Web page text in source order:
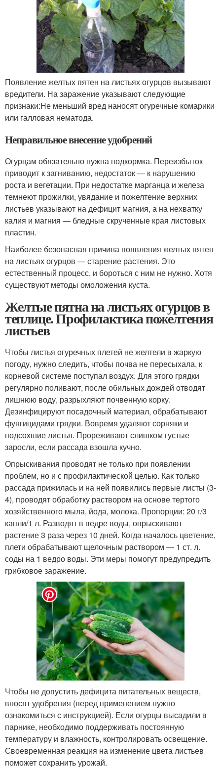
Появление желтых пятен на листьях огурцов вызывают
вредители. На заражение указывают следующие
признаки:Не меньший вред наносят огуречные комарики
или галловая нематода.
Неправильное внесение удобрений
Огурцам обязательно нужна подкормка. Переизбыток
приводит к загниванию, недостаток — к нарушению
роста и вегетации. При недостатке марганца и железа
темнеют прожилки, увядание и пожелтение верхних
листьев указывают на дефицит магния, а на нехватку
калия и магния — бледные скрученные края листовых
пластин.
Наиболее безопасная причина появления желтых пятен
на листьях огурцов — старение растения. Это
естественный процесс, и бороться с ним не нужно. Хотя
существуют методы омоложения куста.
Желтые пятна на листьях огурцов в
теплице. Профилактика пожелтения
листьев
Чтобы листья огуречных плетей не желтели в жаркую
погоду, нужно следить, чтобы почва не пересыхала, к
корневой системе поступал воздух. Для этого грядки
регулярно поливают, после обильных дождей отводят
лишнюю воду, разрыхляют почвенную корку.
Дезинфицируют посадочный материал, обрабатывают
фунгицидами грядки. Вовремя удаляют сорняки и
подсохшие листья. Прореживают слишком густые
заросли, если рассада взошла кучно.
Опрыскивания проводят не только при появлении
проблем, но и с профилактической целью. Как только
рассада прижилась и на ней появились первые листы (3-
4), проводят обработку раствором на основе тертого
хозяйственного мыла, йода, молока. Пропорции: 20 г/3
капли/1 л. Разводят в ведре воды, опрыскивают
растение 3 раза через 10 дней. Когда началось цветение,
плети обрабатывают щелочным раствором — 1 ст. л.
соды на 1 ведро воды. Эти меры помогут предупредить
грибковое заражение.
Чтобы не допустить дефицита питательных веществ,
вносят удобрения (перед применением нужно
ознакомиться с инструкцией). Если огурцы высадили в
парнике, необходимо поддерживать постоянную
температуру и влажность, контролировать освещение.
Своевременная реакция на изменение цвета листьев
поможет сохранить урожай.